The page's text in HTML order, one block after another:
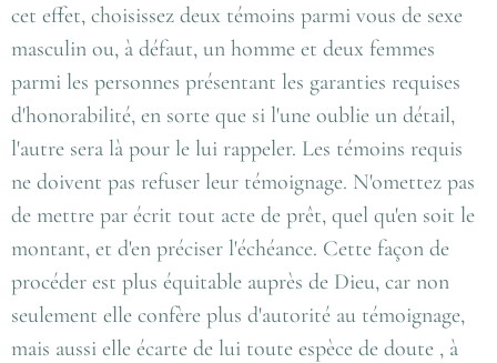
cet effet, choisissez deux témoins parmi vous de sexe
masculin ou, à défaut, un homme et deux femmes
parmi les personnes présentant les garanties requises
d'honorabilité, en sorte que si l'une oublie un détail,
l'autre sera là pour le lui rappeler. Les témoins requis
ne doivent pas refuser leur témoignage. N'omettez pas
de mettre par écrit tout acte de prêt, quel qu'en soit le
montant, et d'en préciser l'échéance. Cette façon de
procéder est plus équitable auprès de Dieu, car non
seulement elle confère plus d'autorité au témoignage,
mais aussi elle écarte de lui toute espèce de doute , à